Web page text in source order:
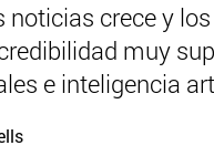
noticias crece y
muy
e inteligencia